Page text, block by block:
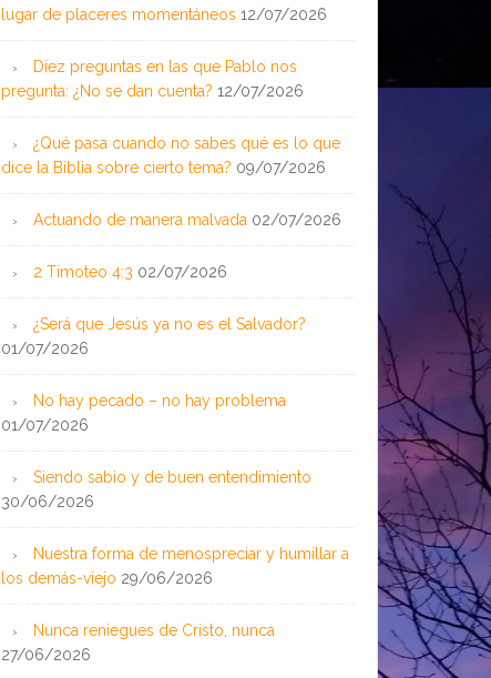
lugar de placeres momentáneos 12/07/2026
Diez preguntas en las que Pablo nos
pregunta: ¿No se dan cuenta? 12/07/2026
¿Qué pasa cuando no sabes qué es lo que
dice la Biblia sobre cierto tema? 09/07/2026
Actuando de manera malvada 02/07/2026
2 Timoteo 4:3 02/07/2026
¿Será que Jesús ya no es el Salvador?
01/07/2026
No hay pecado – no hay problema
01/07/2026
Siendo sabio y de buen entendimiento
30/06/2026
Nuestra forma de menospreciar y humillar a
los demás-viejo 29/06/2026
Nunca reniegues de Cristo, nunca
27/06/2026